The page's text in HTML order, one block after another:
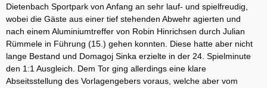
Dietenbach Sportpark von Anfang an sehr lauf- und spielfreudig,
wobei die Gäste aus einer tief stehenden Abwehr agierten und
nach einem Aluminiumtreffer von Robin Hinrichsen durch Julian
Rümmele in Führung (15.) gehen konnten. Diese hatte aber nicht
lange Bestand und Domagoj Sinka erzielte in der 24. Spielminute
den 1:1 Ausgleich. Dem Tor ging allerdings eine klare
Abseitsstellung des Vorlagengebers voraus, welche aber vom